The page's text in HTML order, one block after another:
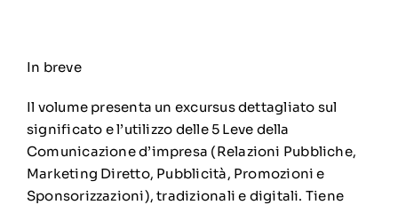
In breve
Il volume presenta un excursus dettagliato sul
significato e l’utilizzo delle 5 Leve della
Comunicazione d’impresa (Relazioni Pubbliche,
Marketing Diretto, Pubblicità, Promozioni e
Sponsorizzazioni), tradizionali e digitali. Tiene